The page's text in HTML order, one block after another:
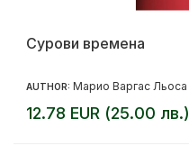
Сурови времена
AUTHOR: Марио Варгас Льоса
12.78 EUR (25.00 лв.)